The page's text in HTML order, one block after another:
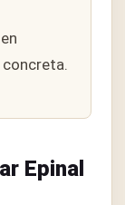
Epinal